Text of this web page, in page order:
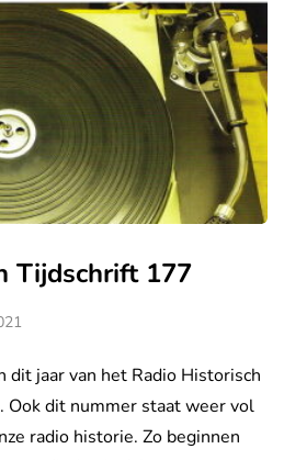
Tijdschrift 177
dit jaar van het Radio Historisch
Ook dit nummer staat weer vol
radio historie. Zo beginnen